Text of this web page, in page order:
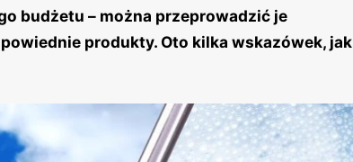
budżetu – można przeprowadzić je
produkty. Oto kilka wskazówek, jak